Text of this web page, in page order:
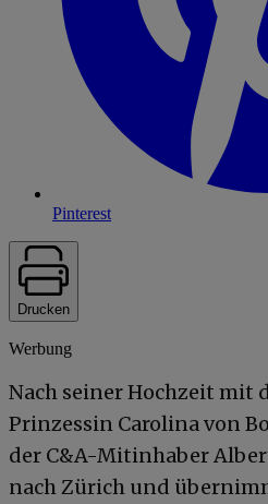
Pinterest
Drucken
Werbung
Nach seiner Hochzeit mit
Prinzessin Carolina von
der C&A-Mitinhaber
nach Zürich und